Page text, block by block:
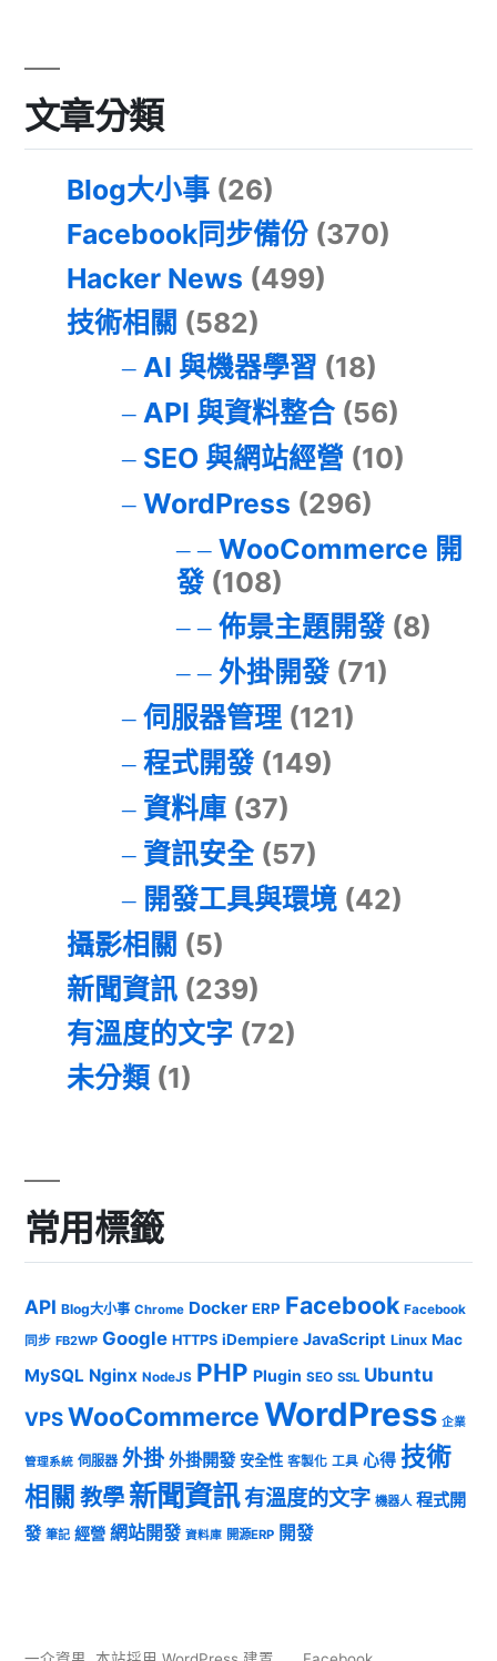
文章分類
Blog大小事 (26)
Facebook同步備份 (370)
Hacker News (499)
技術相關 (582)
AI 與機器學習 (18)
API 與資料整合(56)
SEO 與網站經營 (10)
WordPress (296)
WooCommerce 開
發(108)
佈景主題開發(8)
外掛開發(71)
伺服器管理(121)
程式開發(149)
資料庫(37)
資訊安全(57)
開發工具與環境(42)
攝影相關 (5)
新聞資訊 (239)
有溫度的文字 (72)
未分類 (1)
常用標籤
API Blog大小事 Chrome Docker ERP Facebook Facebook
同步 FB2WP Google HTTPS iDempiere JavaScript Linux Mac
MySQL Nginx NodeJS PHP Plugin SEO SSL Ubuntu
VPSWooCommerceWordPress 企業
管理系統 伺服器 外掛 外掛開發 安全性 客製化 工具 心得 技術
相關 教學 新聞資訊有溫度的文字 機器人 程式開
發 筆記 經營 網站開發 資料庫 開源ERP 開發